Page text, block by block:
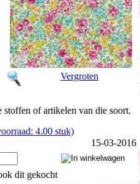
Vergroten
of artikelen van die soort.
4.00 stuk)
15-03-2016
dit gekocht